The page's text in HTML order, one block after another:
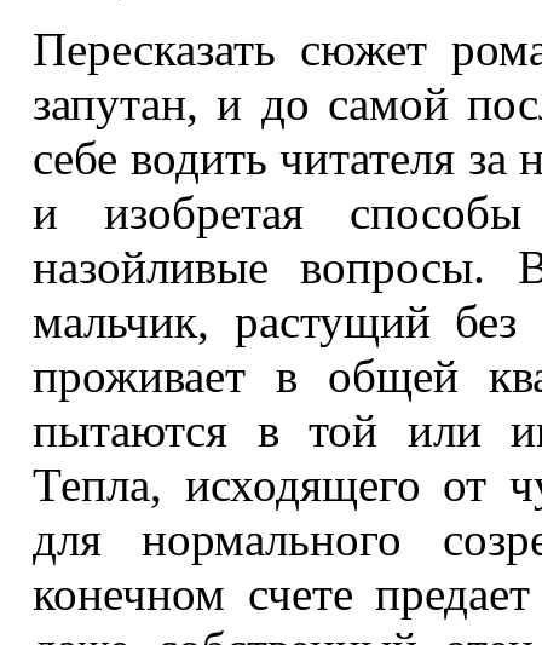
Пересказать сюжет
запутан, и до самой
себе водить читателя
и изобретая
назойливые вопросы.
мальчик, растущий
проживает в общей
пытаются в той или
Тепла, исходящего от
для нормального
конечном счете